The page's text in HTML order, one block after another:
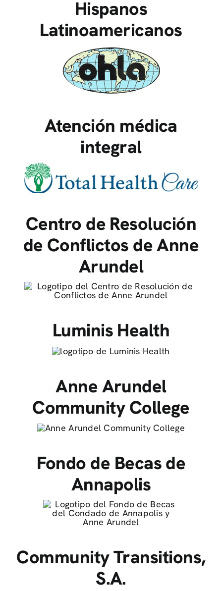
Hispanos
Latinoamericanos
Atención médica
integral
Centro de Resolución
de Conflictos de Anne
Arundel
Luminis Health
Anne Arundel
Community College
Fondo de Becas de
Annapolis
Community Transitions,
S.A.